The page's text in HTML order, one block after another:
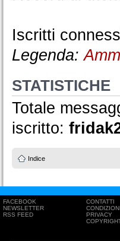
Iscritti
Legenda:
STATISTICHE
Totale
iscritto:
Indice
FACEBOOK
NEWSLETTER
RSS FEED
CONTATTI
PRIVACY